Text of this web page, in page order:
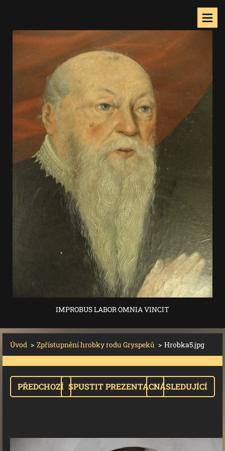
IMPROBUS LABOR OMNIA VINCIT
Úvod > Zpřístupnění hrobky rodu Gryspeků > Hrobka5.jpg
PŘEDCHOZÍ SPUSTIT PREZENTACINÁSLEDUJÍCÍ